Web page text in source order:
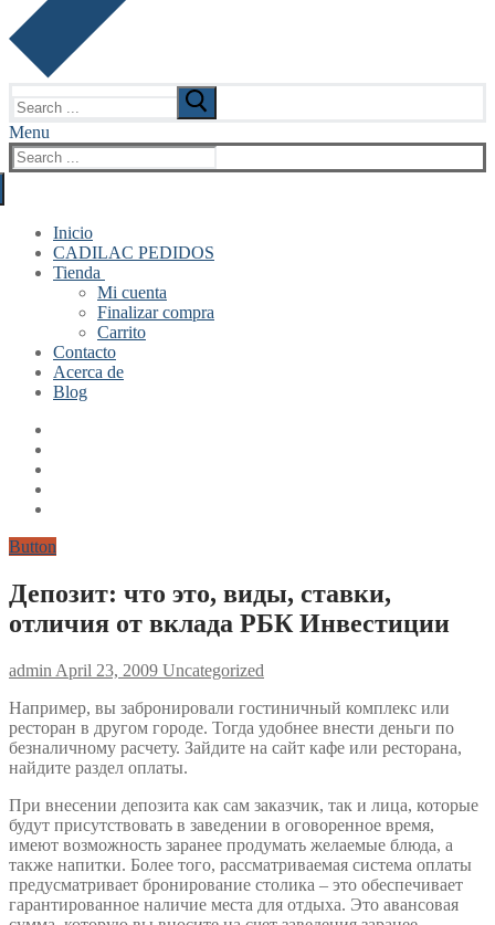
for:
Menu
Search
for:
Inicio
CADILAC PEDIDOS
Tienda
Mi cuenta
Finalizar compra
Carrito
Contacto
Acerca de
Blog
Button
Депозит: что это, виды, ставки,
отличия от вклада РБК Инвестиции
admin April 23, 2009 Uncategorized
Например, вы забронировали гостиничный комплекс или
ресторан в другом городе. Тогда удобнее внести деньги по
безналичному расчету. Зайдите на сайт кафе или ресторана,
найдите раздел оплаты.
При внесении депозита как сам заказчик, так и лица, которые
будут присутствовать в заведении в оговоренное время,
имеют возможность заранее продумать желаемые блюда, а
также напитки. Более того, рассматриваемая система оплаты
предусматривает бронирование столика – это обеспечивает
гарантированное наличие места для отдыха. Это авансовая